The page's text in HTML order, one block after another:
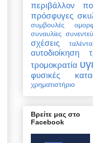
περιβάλλον
πρόσφυγες
συμβουλές
συναυλίες
σχέσεις
ταλέντα
αυτοδιοίκηση
τρομοκρατία
φυσικές
χρηματιστήριο
Βρείτε μας στο
Facebook